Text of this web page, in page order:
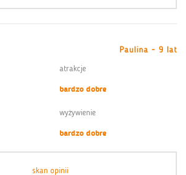
Paulina - 9 lat
atrakcje
bardzo dobre
wyżywienie
bardzo dobre
skan opinii